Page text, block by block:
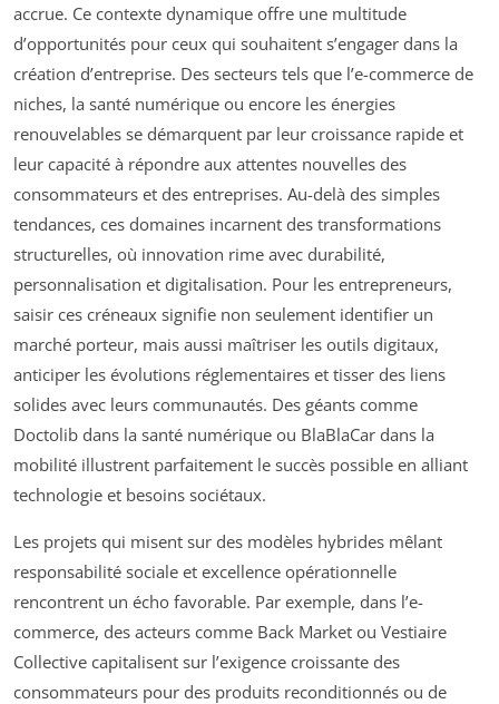
accrue. Ce contexte dynamique offre une multitude
d’opportunités pour ceux qui souhaitent s’engager dans la
création d’entreprise. Des secteurs tels que l’e-commerce de
niches, la santé numérique ou encore les énergies
renouvelables se démarquent par leur croissance rapide et
leur capacité à répondre aux attentes nouvelles des
consommateurs et des entreprises. Au-delà des simples
tendances, ces domaines incarnent des transformations
structurelles, où innovation rime avec durabilité,
personnalisation et digitalisation. Pour les entrepreneurs,
saisir ces créneaux signifie non seulement identifier un
marché porteur, mais aussi maîtriser les outils digitaux,
anticiper les évolutions réglementaires et tisser des liens
solides avec leurs communautés. Des géants comme
Doctolib dans la santé numérique ou BlaBlaCar dans la
mobilité illustrent parfaitement le succès possible en alliant
technologie et besoins sociétaux.
Les projets qui misent sur des modèles hybrides mêlant
responsabilité sociale et excellence opérationnelle
rencontrent un écho favorable. Par exemple, dans l’e-
commerce, des acteurs comme Back Market ou Vestiaire
Collective capitalisent sur l’exigence croissante des
consommateurs pour des produits reconditionnés ou de